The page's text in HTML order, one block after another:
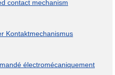
contact mechanism
Kontaktmechanismus
électromécaniquement